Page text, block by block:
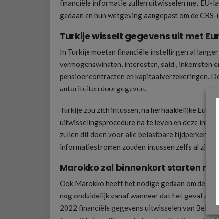
financiële informatie zullen uitwisselen met EU-
gedaan en hun wetgeving aangepast om de
Turkije wisselt gegevens uit met
In Turkije moeten financiële instellingen al
vermogenswinsten, interesten, saldi, inkomsten
pensioencontracten en kapitaalverzekeringen.
autoriteiten doorgegeven.
Turkije zou zich intussen, na herhaaldelijke
uitwisselingsprocedure na te leven en deze
zullen dit doen voor alle belastbare tijdperken
informatiestromen zouden intussen zelfs al zijn
Marokko zal binnenkort starten
Ook Marokko heeft het nodige gedaan om de
nog onduidelijk vanaf wanneer dat het geval zal
2022 financiële gegevens uitwisselen van